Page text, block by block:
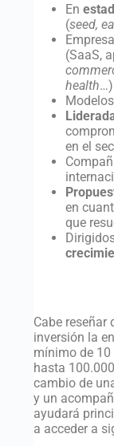
En
(seed,
(SaaS,
health…)
en el
en
que
Cabe reseñar
inversión la
mínimo de
hasta
cambio de
y un
ayudará
a acceder a